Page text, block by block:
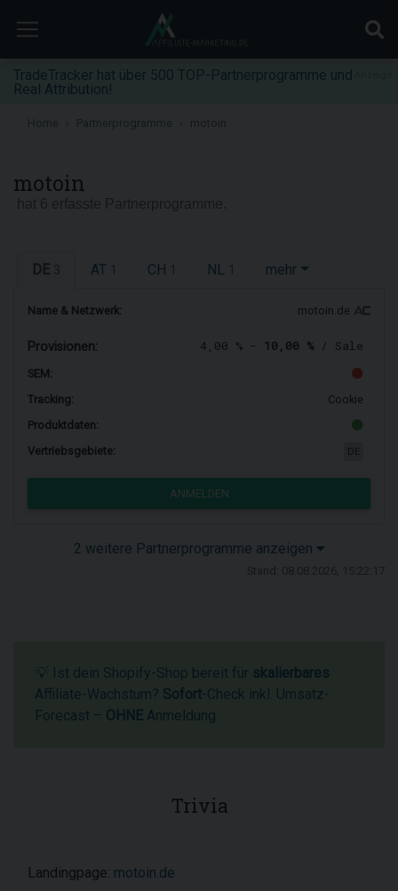
TradeTracker hat über 500 TOP-Partnerprogramme und
Real Attribution!
Home Partnerprogramme
motoin
DE AT CH NL mehr
Name & Netzwerk: motoin.de
Provisionen: 4,00 % - 10,00 % / Sale
SEM:
Tracking:
Cookie
Produktdaten:
Vertriebsgebiete:
ANMELDEN
2 weitere Partnerprogramme anzeigen
💡 Ist dein Shopify-Shop bereit für skalierbares
Affiliate-Wachstum? Sofort-Check inkl. Umsatz-
Forecast – OHNE Anmeldung.
Trivia
Landingpage: motoin.de